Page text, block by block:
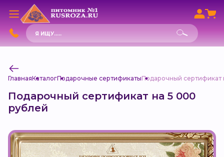
Поиск
товаров
ГлавнаяКаталогПодарочные сертификатыПодарочный сертификат
Подарочный сертификат на 5 000
рублей